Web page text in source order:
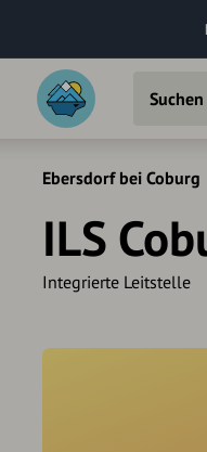
Ebersdorf bei Coburg
ILS
Integrierte Leitstelle